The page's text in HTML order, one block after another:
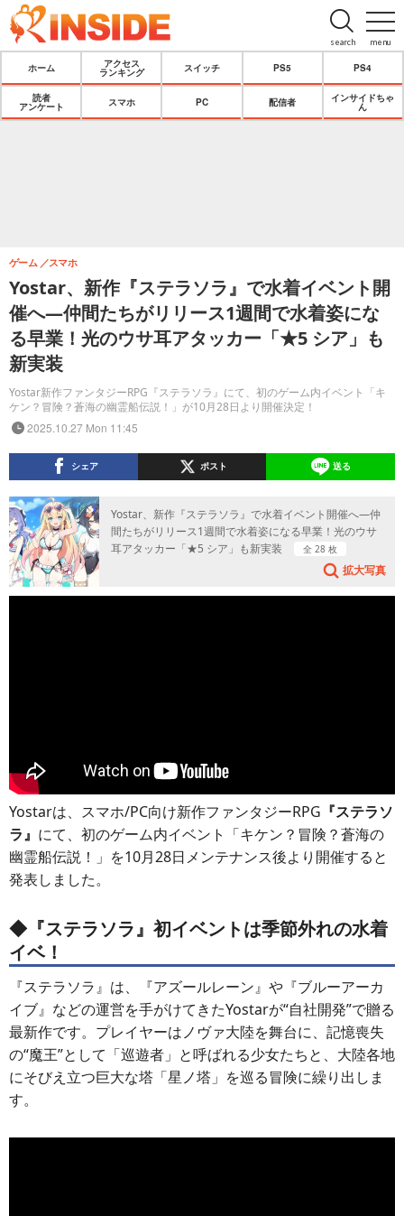
menu
search
ホーム
アクセス
ランキング
スイッチ PS5 PS4
読者
アンケート
スマホ PC 配信者
インサイドちゃ
ん
Yostar、新作『ステラソラ』で水着イベント開
催へ―仲間たちがリリース1週間で水着姿にな
る早業！光のウサ耳アタッカー「★5 シア」も
新実装
Yostar新作ファンタジーRPG『ステラソラ』にて、初のゲーム内イベント「キ
ケン？冒険？蒼海の幽霊船伝説！」が10月28日より開催決定！
ゲーム スマホ
2025.10.27 Mon 11:45
シェア ポスト 送る
Yostar、新作『ステラソラ』で水着イベント開催へ―仲
間たちがリリース1週間で水着姿になる早業！光のウサ
耳アタッカー「★5 シア」も新実装
全 28 枚
拡大写真
Yostarは、スマホ/PC向け新作ファンタジーRPG 『ステラソ
ラ』 にて、初のゲーム内イベント「キケン？冒険？蒼海の
幽霊船伝説！」を10月28日メンテナンス後より開催すると
発表しました。
◆『ステラソラ』初イベントは季節外れの水着
イベ！
『ステラソラ』は、『アズールレーン』や『ブルーアーカ
イブ』などの運営を手がけてきたYostarが“自社開発”で贈る
最新作です。プレイヤーはノヴァ大陸を舞台に、記憶喪失
の“魔王”として「巡遊者」と呼ばれる少女たちと、大陸各地
にそびえ立つ巨大な塔「星ノ塔」を巡る冒険に繰り出しま
す。